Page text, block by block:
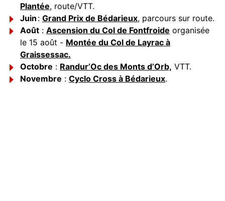
Plantée, route/VTT.
Juin : Grand Prix de Bédarieux, parcours sur route.
Août : Ascension du Col de Fontfroide organisée
le 15 août - Montée du Col de Layrac à
Graissessac.
Octobre : Randur’Oc des Monts d’Orb, VTT.
Novembre : Cyclo Cross à Bédarieux.